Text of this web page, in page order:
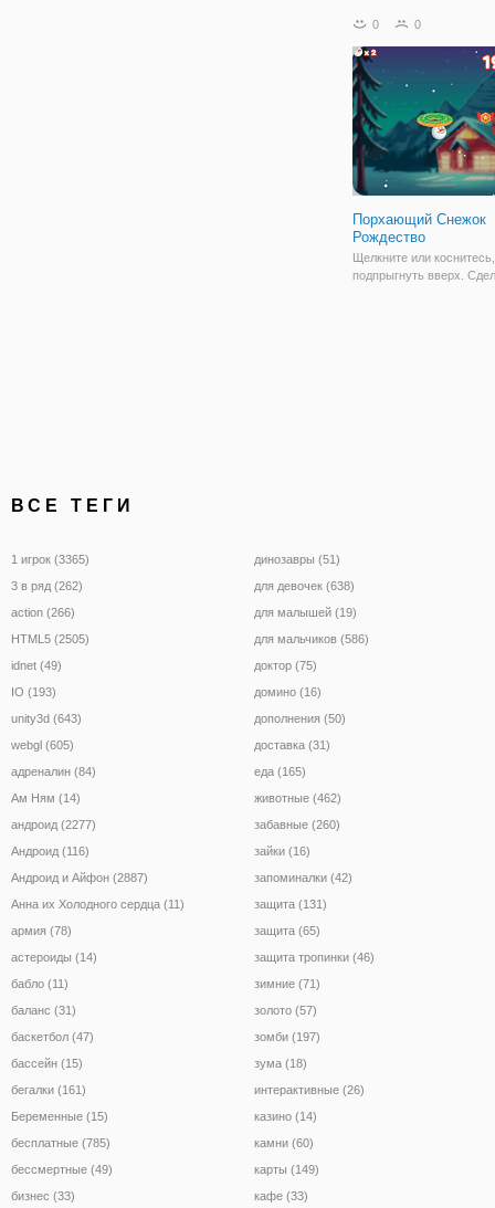
Горах" поможет в этом
представлена в
графике и имеет
0 0
Порхающий Снежок
Рождество
Щелкните или
подпрыгнуть вверх.
ВСЕ ТЕГИ
1 игрок (3365)
3 в ряд (262)
action (266)
HTML5 (2505)
idnet (49)
IO (193)
unity3d (643)
webgl (605)
адреналин (84)
Ам Ням (14)
андроид (2277)
Андроид (116)
Андроид и Айфон (2887)
Анна их Холодного сердца (11)
армия (78)
астероиды (14)
бабло (11)
баланс (31)
баскетбол (47)
бассейн (15)
бегалки (161)
Беременные (15)
бесплатные (785)
бессмертные (49)
бизнес (33)
динозавры (51)
для девочек (638)
для малышей (19)
для мальчиков (586)
доктор (75)
домино (16)
дополнения (50)
доставка (31)
еда (165)
животные (462)
забавные (260)
зайки (16)
запоминалки (42)
защита (131)
защита (65)
защита тропинки (46)
зимние (71)
золото (57)
зомби (197)
зума (18)
интерактивные (26)
казино (14)
камни (60)
карты (149)
кафе (33)